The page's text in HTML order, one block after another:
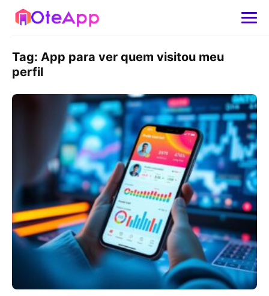
Tag: App para ver quem visitou meu
perfil